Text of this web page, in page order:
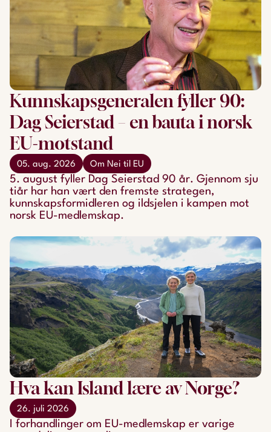
Kunnskapsgeneralen fyller 90:
Dag Seierstad – en bauta i norsk
EU-motstand
05. aug. 2026 Om Nei til EU
5. august fyller Dag Seierstad 90 år. Gjennom sju
tiår har han vært den fremste strategen,
kunnskapsformidleren og ildsjelen i kampen mot
norsk EU-medlemskap.
Hva kan Island lære av Norge?
26. juli 2026
​​​​​​​I forhandlinger om EU-medlemskap er varige